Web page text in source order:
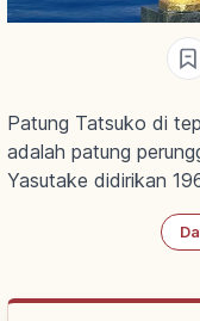
Patung Tatsuko di
adalah patung
Yasutake didirikan